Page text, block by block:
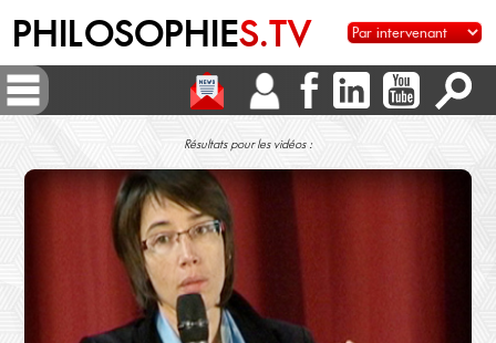
PHILOSOPHIES.TV
Résultats pour les vidéos :